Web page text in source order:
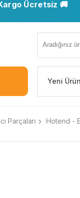
Ücretsiz 🚚
Yeni
Parçaları Hotend -